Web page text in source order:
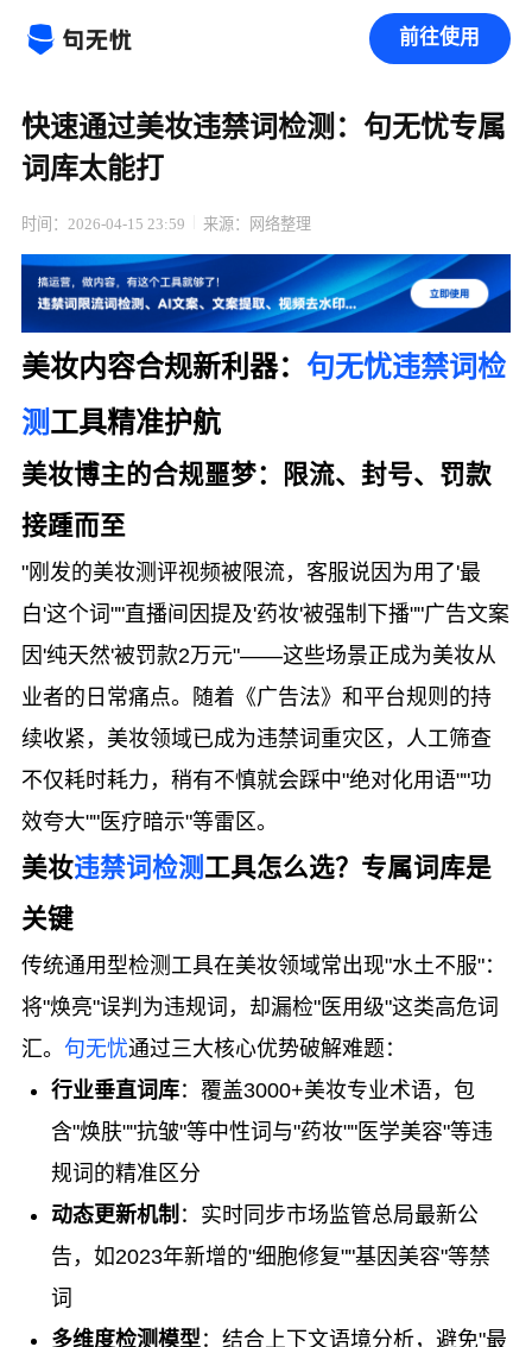
前往使用
快速通过美妆违禁词检测：句无忧专属
词库太能打
时间：2026-04-15 23:59 来源：网络整理
美妆内容合规新利器： 句无忧违禁词检
测工具精准护航
美妆博主的合规噩梦：限流、封号、罚款
接踵而至
"刚发的美妆测评视频被限流，客服说因为用了'最
白'这个词""直播间因提及'药妆'被强制下播""广告文案
因'纯天然'被罚款2万元"——这些场景正成为美妆从
业者的日常痛点。随着《广告法》和平台规则的持
续收紧，美妆领域已成为违禁词重灾区，人工筛查
不仅耗时耗力，稍有不慎就会踩中"绝对化用语""功
效夸大""医疗暗示"等雷区。
美妆违禁词检测 工具怎么选？专属词库是
关键
传统通用型检测工具在美妆领域常出现"水土不服"：
将"焕亮"误判为违规词，却漏检"医用级"这类高危词
汇。 句无忧通过三大核心优势破解难题：
行业垂直词库：覆盖3000+美妆专业术语，包
含"焕肤""抗皱"等中性词与"药妆""医学美容"等违
规词的精准区分
动态更新机制 ：实时同步市场监管总局最新公
告，如2023年新增的"细胞修复""基因美容"等禁
词
多维度检测模型 ：结合上下文语境分析，避免"最